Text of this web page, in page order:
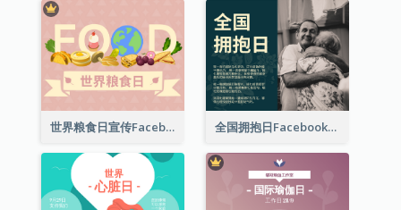
世界粮食日宣传Facebook帖子 全国拥抱日Facebook帖子